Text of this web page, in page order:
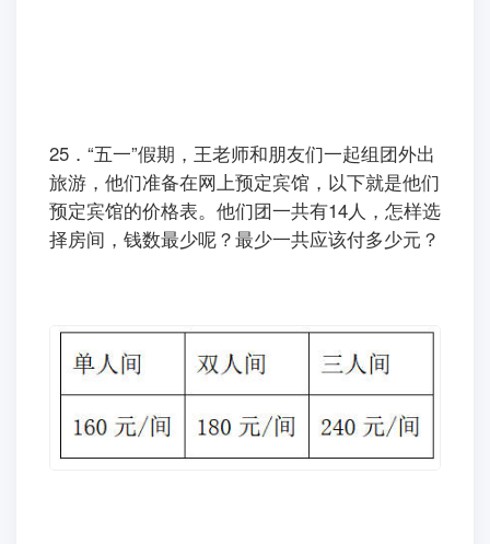
25．“五一”假期，王老师和朋友们一起组团外出
旅游，他们准备在网上预定宾馆，以下就是他们
预定宾馆的价格表。他们团一共有14人，怎样选
择房间，钱数最少呢？最少一共应该付多少元？